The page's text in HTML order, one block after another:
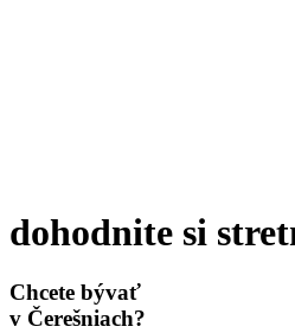
dohodnite si
Chcete bývať
v Čerešniach?